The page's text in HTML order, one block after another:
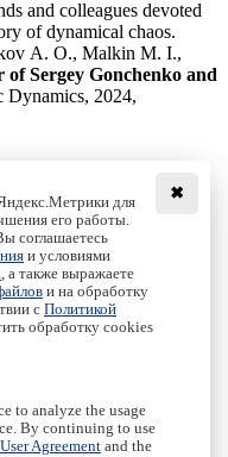
and colleagues devoted
of dynamical chaos.
A. O., Malkin M. I.,
of Sergey Gonchenko and
Dynamics, 2024,
website
2005 - 2026
✖
для
его работы.
соглашаетесь
и условиями
, а также выражаете
и на обработку
с Политикой
обработку cookies
to analyze the usage
By continuing to use
User Agreement and the